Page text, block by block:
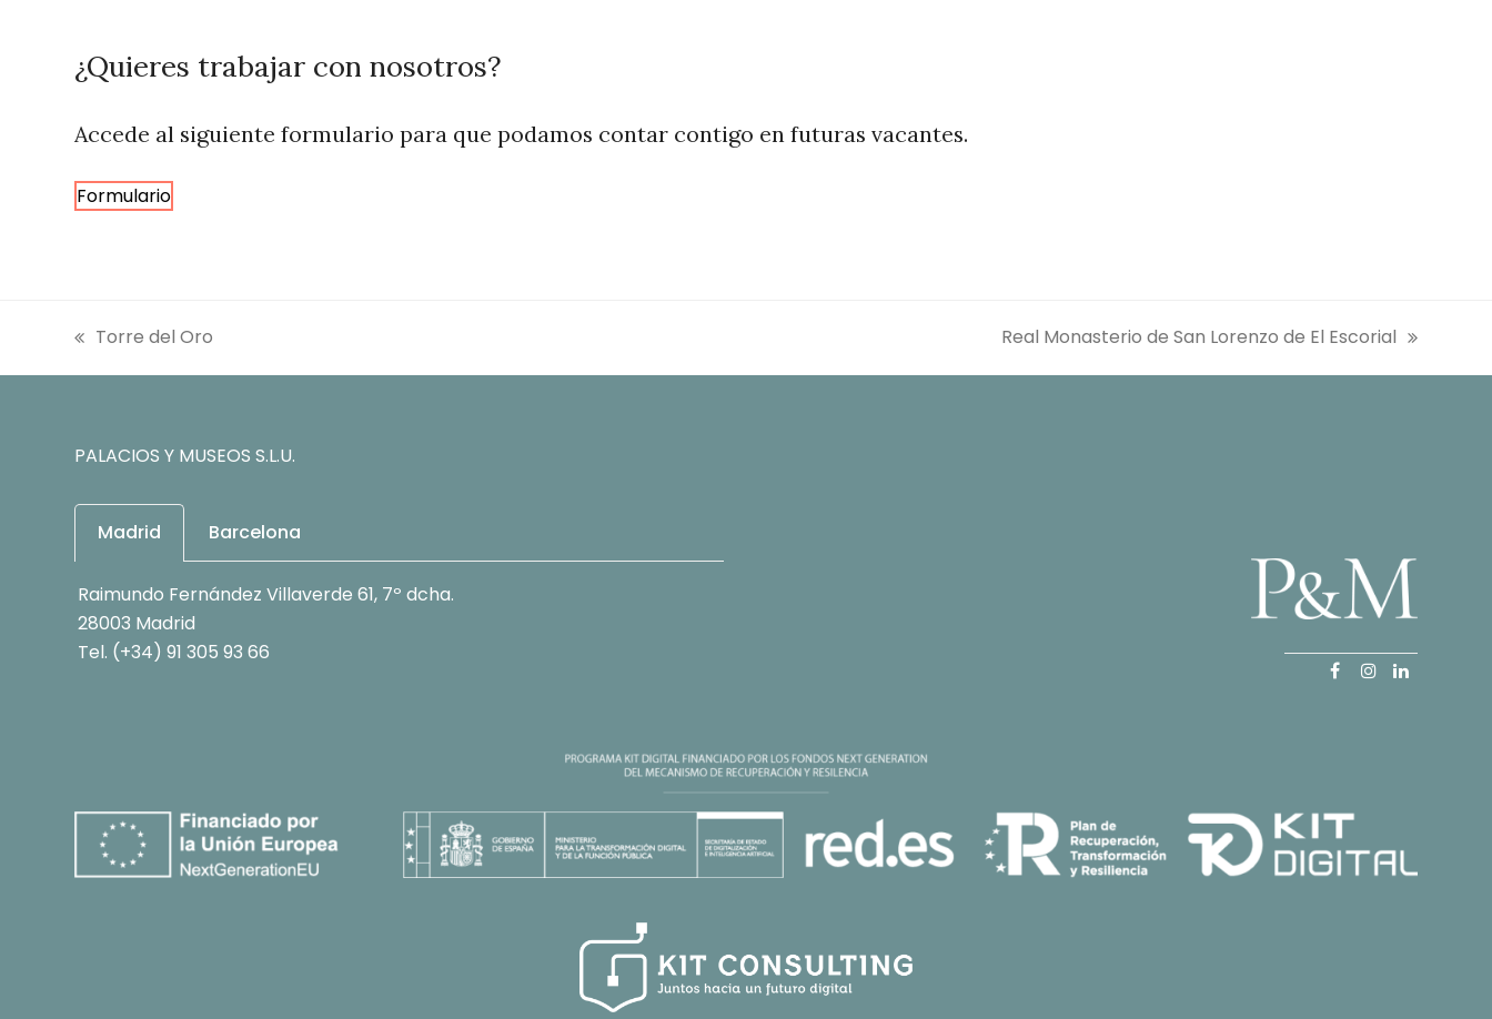
be
left
¿Quieres trabajar con nosotros?
Accede al siguiente formulario para que podamos contar contigo en futuras vacantes.
Formulario
entrada
anterior:
Torre del Oro
siguiente:
Real Monasterio de San Lorenzo de El Escorial
PALACIOS Y MUSEOS S.L.U.
Madrid Barcelona
Raimundo Fernández Villaverde 61, 7º dcha.
28003 Madrid
Tel. (+34) 91 305 93 66
Facebook
Instagram
LinkedIn